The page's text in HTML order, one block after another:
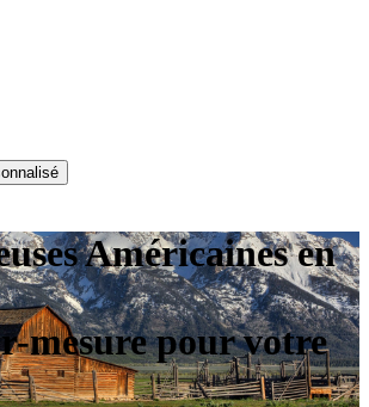
Américaines en
mesure pour votre